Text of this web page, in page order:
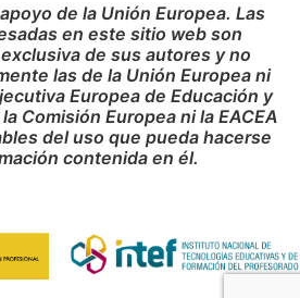
de la Unión Europea. Las
en este sitio web son
de sus autores y no
las de la Unión Europea ni
Europea de Educación y
Comisión Europea ni la EACEA
del uso que pueda hacerse
contenida en él.